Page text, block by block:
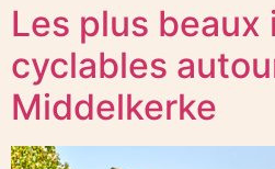
Les plus beaux
cyclables
Middelkerke